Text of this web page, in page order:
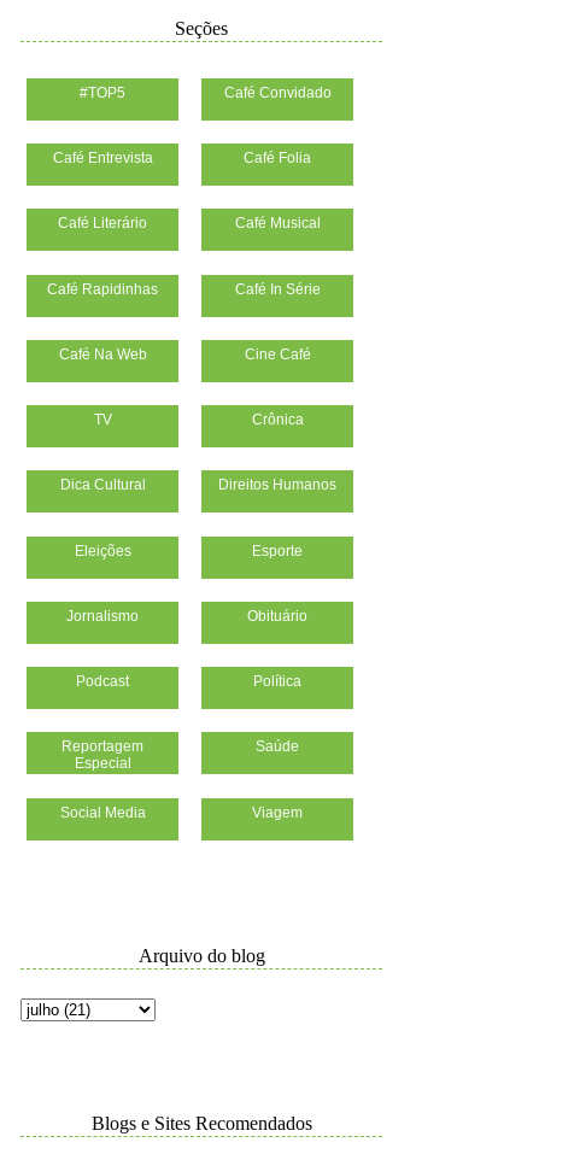
Seções
#TOP5 Café Convidado
Café Entrevista Café Folia
Café Literário Café Musical
Café Rapidinhas Café In Série
Café Na Web Cine Café
TV Crônica
Dica Cultural Direitos Humanos
Eleições Esporte
Jornalismo Obituário
Podcast Política
Reportagem
Especial
Saúde
Social Media Viagem
Arquivo do blog
Blogs e Sites Recomendados